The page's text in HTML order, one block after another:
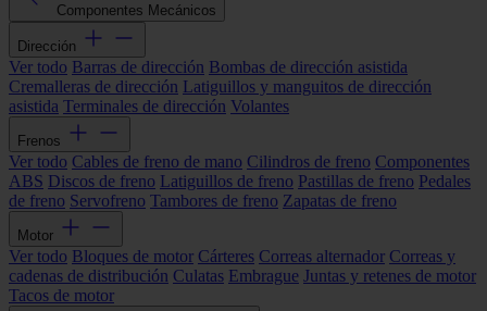
Componentes Mecánicos
Dirección
Ver todo Barras de dirección Bombas de dirección asistida
Cremalleras de dirección Latiguillos y manguitos de dirección
asistida Terminales de dirección Volantes
Frenos
Ver todo Cables de freno de mano Cilindros de freno Componentes
ABS Discos de freno Latiguillos de freno Pastillas de freno Pedales
de freno Servofreno Tambores de freno Zapatas de freno
Motor
Ver todo Bloques de motor Cárteres Correas alternador Correas y
cadenas de distribución Culatas Embrague Juntas y retenes de motor
Tacos de motor